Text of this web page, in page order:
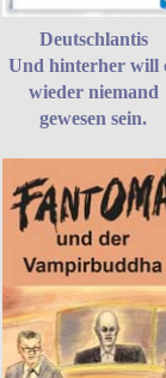
Deutschlantis
Und hinterher will
wieder niemand
gewesen sein.